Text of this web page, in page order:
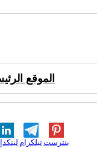
الموقع
تيلكرامبنترست